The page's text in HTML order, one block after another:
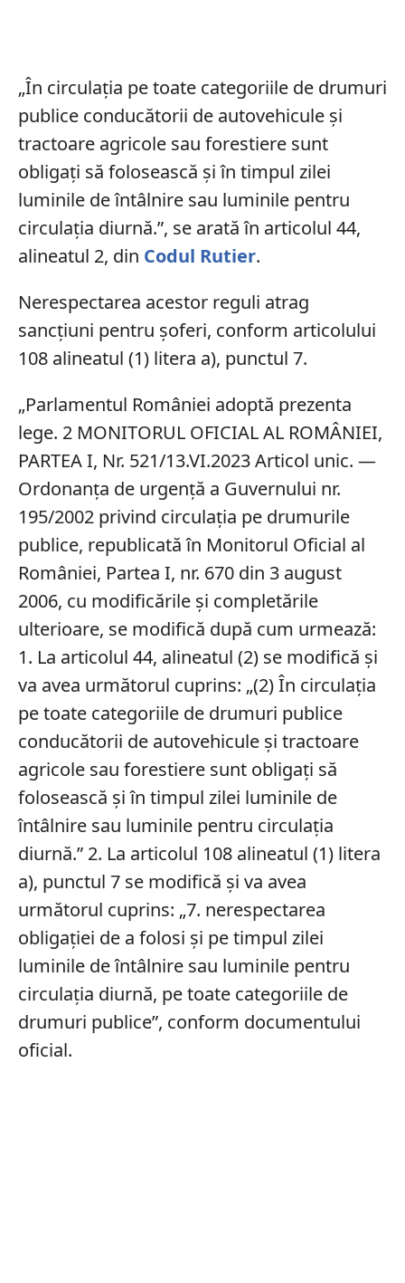
„În circulația pe toate categoriile de drumuri
publice conducătorii de autovehicule și
tractoare agricole sau forestiere sunt
obligați să folosească și în timpul zilei
luminile de întâlnire sau luminile pentru
circulația diurnă.”, se arată în articolul 44,
alineatul 2, din Codul Rutier.
Nerespectarea acestor reguli atrag
sancțiuni pentru șoferi, conform articolului
108 alineatul (1) litera a), punctul 7.
„Parlamentul României adoptă prezenta
lege. 2 MONITORUL OFICIAL AL ROMÂNIEI,
PARTEA I, Nr. 521/13.VI.2023 Articol unic. —
Ordonanța de urgență a Guvernului nr.
195/2002 privind circulația pe drumurile
publice, republicată în Monitorul Oficial al
României, Partea I, nr. 670 din 3 august
2006, cu modificările și completările
ulterioare, se modifică după cum urmează:
1. La articolul 44, alineatul (2) se modifică și
va avea următorul cuprins: „(2) În circulația
pe toate categoriile de drumuri publice
conducătorii de autovehicule și tractoare
agricole sau forestiere sunt obligați să
folosească și în timpul zilei luminile de
întâlnire sau luminile pentru circulația
diurnă.” 2. La articolul 108 alineatul (1) litera
a), punctul 7 se modifică și va avea
următorul cuprins: „7. nerespectarea
obligației de a folosi și pe timpul zilei
luminile de întâlnire sau luminile pentru
circulația diurnă, pe toate categoriile de
drumuri publice”, conform documentului
oficial.